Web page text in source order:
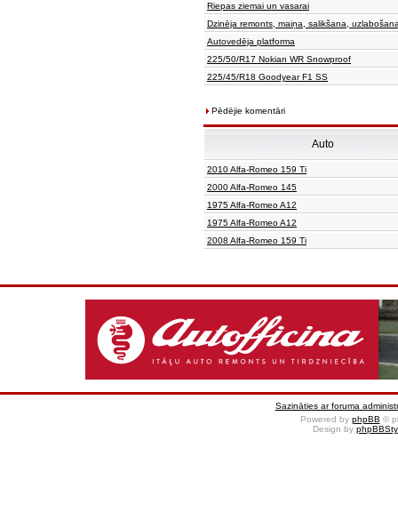
Riepas ziemai un vasarai
Dzinēja remonts, maiņa, salikšana,
Autovedēja platforma
225/50/R17 Nokian WR Snowproof
225/45/R18 Goodyear F1 SS
Pēdējie komentāri
Auto
2010 Alfa-Romeo 159 Ti
2000 Alfa-Romeo 145
1975 Alfa-Romeo A12
1975 Alfa-Romeo A12
2008 Alfa-Romeo 159 Ti
Sazināties ar foruma
Powered by phpBB ©
Design by